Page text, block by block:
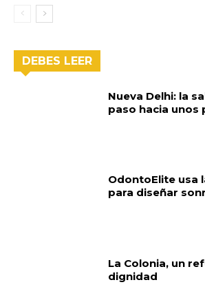
DEBES LEER
Nueva Delhi: la
paso hacia unos
OdontoElite usa
para diseñar
La Colonia, un
dignidad